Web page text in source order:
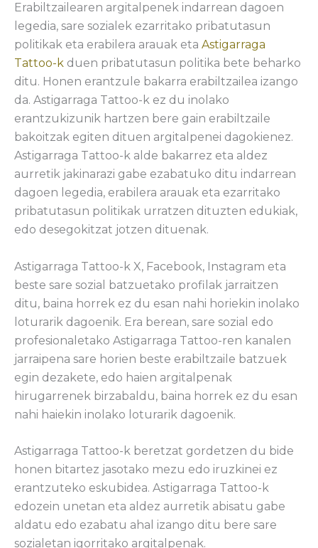
Erabiltzailearen argitalpenek indarrean dagoen
legedia, sare sozialek ezarritako pribatutasun
politikak eta erabilera arauak eta Astigarraga
Tattoo-k duen pribatutasun politika bete beharko
ditu. Honen erantzule bakarra erabiltzailea izango
da. Astigarraga Tattoo-k ez du inolako
erantzukizunik hartzen bere gain erabiltzaile
bakoitzak egiten dituen argitalpenei dagokienez.
Astigarraga Tattoo-k alde bakarrez eta aldez
aurretik jakinarazi gabe ezabatuko ditu indarrean
dagoen legedia, erabilera arauak eta ezarritako
pribatutasun politikak urratzen dituzten edukiak,
edo desegokitzat jotzen dituenak.
Astigarraga Tattoo-k X, Facebook, Instagram eta
beste sare sozial batzuetako profilak jarraitzen
ditu, baina horrek ez du esan nahi horiekin inolako
loturarik dagoenik. Era berean, sare sozial edo
profesionaletako Astigarraga Tattoo-ren kanalen
jarraipena sare horien beste erabiltzaile batzuek
egin dezakete, edo haien argitalpenak
hirugarrenek birzabaldu, baina horrek ez du esan
nahi haiekin inolako loturarik dagoenik.
Astigarraga Tattoo-k beretzat gordetzen du bide
honen bitartez jasotako mezu edo iruzkinei ez
erantzuteko eskubidea. Astigarraga Tattoo-k
edozein unetan eta aldez aurretik abisatu gabe
aldatu edo ezabatu ahal izango ditu bere sare
sozialetan igorritako argitalpenak.